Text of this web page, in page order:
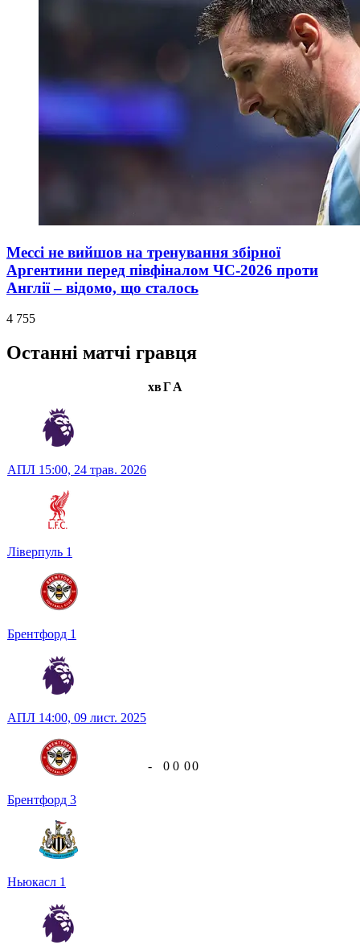
Мессі не вийшов на тренування збірної
Аргентини перед півфіналом ЧС-2026 проти
Англії – відомо, що сталось
4 755
Останні матчі гравця
хвГА
АПЛ 15:00, 24 трав. 2026
Ліверпуль 1
Брентфорд 1
АПЛ 14:00, 09 лист. 2025
Брентфорд 3
Ньюкасл 1
- 0 0 00